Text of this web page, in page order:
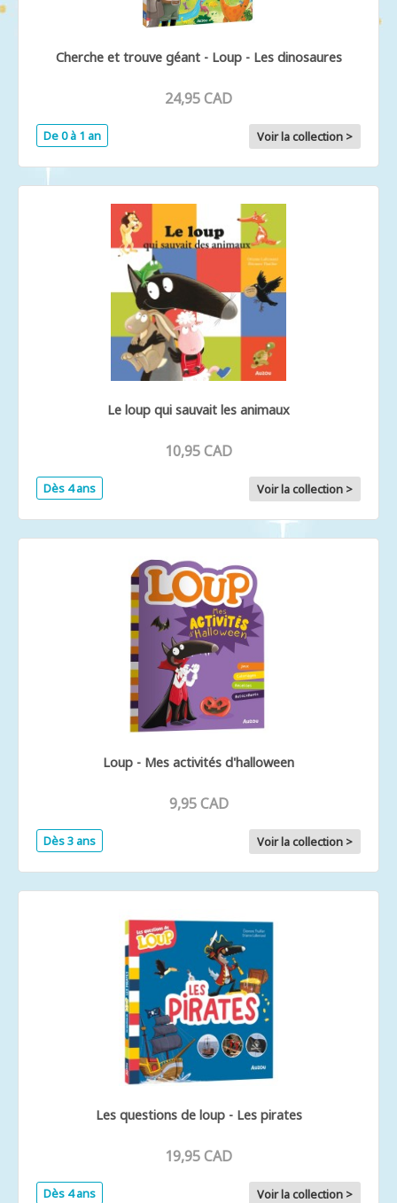
Cherche et trouve géant - Loup - Les dinosaures
24,95 CAD
De 0 à 1 an Voir la collection >
Le loup qui sauvait les animaux
10,95 CAD
Dès 4 ans Voir la collection >
Loup - Mes activités d'halloween
9,95 CAD
Dès 3 ans Voir la collection >
Les questions de loup - Les pirates
19,95 CAD
Dès 4 ans Voir la collection >